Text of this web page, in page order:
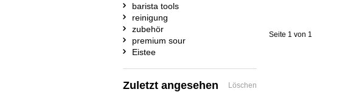
Seite 1 von 1
barista tools
reinigung
zubehör
premium sour
Eistee
Zuletzt angesehen Löschen